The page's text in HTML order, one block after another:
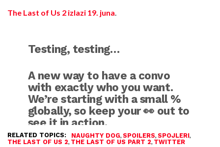
The Last of Us 2 izlazi 19. juna
Testing, testing…
A new way to have a convo
with exactly who you want.
We’re starting with a small %
globally, so keep your 👀 out to
see it in action.
pic.twitter.com/pV53mvjAVT
RELATED TOPICS: NAUGHTY DOG, SPOILERS, SPOJLERI,
THE LAST OF US 2, THE LAST OF US PART 2, TWITTER